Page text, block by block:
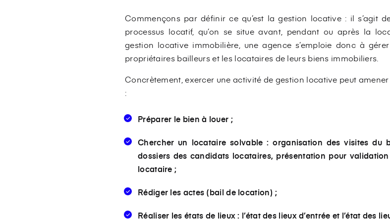
Commençons par définir ce qu’est la gestion locative : il s’agit
processus locatif, qu’on se situe avant, pendant ou après la
gestion locative immobilière, une agence s’emploie donc à
propriétaires bailleurs et les locataires de leurs biens immobiliers.
Concrètement, exercer une activité de gestion locative peut
:
Préparer le bien à louer ;
Chercher un locataire solvable : organisation des visites du
dossiers des candidats locataires, présentation pour
locataire ;
Rédiger les actes (bail de location) ;
Réaliser les états de lieux : l’état des lieux d’entrée et l’état des